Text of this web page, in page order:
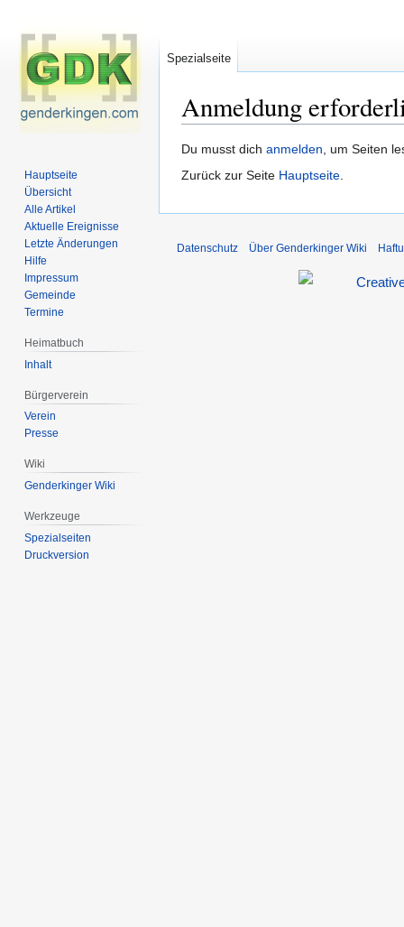
Anmeldung
Zur
Navigation
Zur
Suche
Du musst dich anmelden, um Seiten
Zurück zur Seite Hauptseite.
Spezialseite
Hauptseite
Übersicht
Alle Artikel
Aktuelle Ereignisse
Letzte Änderungen
Hilfe
Impressum
Gemeinde
Termine
Heimatbuch
Inhalt
Bürgerverein
Verein
Presse
Wiki
Genderkinger Wiki
Werkzeuge
Spezialseiten
Druckversion
Datenschutz Über Genderkinger Wiki